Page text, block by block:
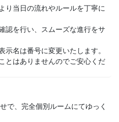
り当日の流れやルールを丁寧に
認を行い、スムーズな進行をサ
示名は番号に変更いたします。
とはありませんのでご安心くだ
で、完全個別ルームにてゆっく